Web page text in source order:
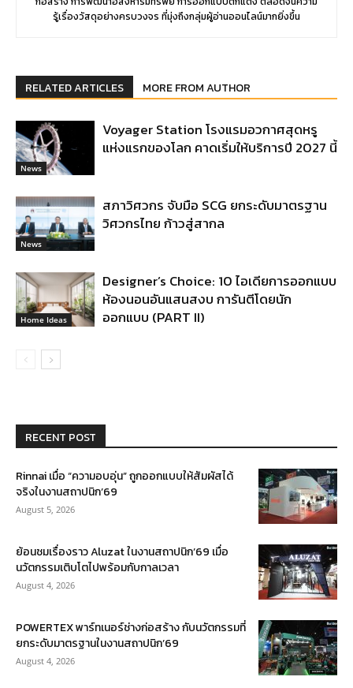
รู้เรื่องวัสดุอย่างครบวงจร ที่มุ่งถึงกลุ่มผู้อ่านออนไลน์มากยิ่งขึ้น
RELATED ARTICLES MORE FROM AUTHOR
News
Voyager Station โรงแรมอวกาศสุดหรู
แห่งแรกของโลก คาดเริ่มให้บริการปี 2027 นี้
News
สภาวิศวกร จับมือ SCG ยกระดับมาตรฐาน
วิศวกรไทย ก้าวสู่สากล
Home Ideas
Designer’s Choice: 10 ไอเดียการออกแบบ
ห้องนอนอันแสนสงบ การันตีโดยนัก
ออกแบบ (PART II)
RECENT POST
Rinnai เมื่อ “ความอบอุ่น” ถูกออกแบบให้สัมผัสได้
จริงในงานสถาปนิก’69
August 5, 2026
ย้อนชมเรื่องราว Aluzat ในงานสถาปนิก’69 เมื่อ
นวัตกรรมเติบโตไปพร้อมกับกาลเวลา
August 4, 2026
POWERTEX พาร์ทเนอร์ช่างก่อสร้าง กับนวัตกรรมที่
ยกระดับมาตรฐานในงานสถาปนิก’69
August 4, 2026